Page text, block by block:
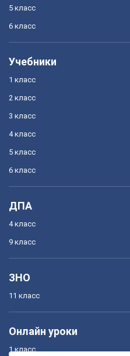
5 класс
6 класс
Учебники
1 класс
2 класс
3 класс
4 класс
5 класс
6 класс
ДПА
4 класс
9 класс
ЗНО
11 класс
Онлайн уроки
1 класс